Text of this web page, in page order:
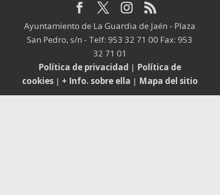
Ayuntamiento de La Guardia de Jaén - Plaza
San Pedro, s/n - Telf: 953 32 71 00 Fax: 953
32 71 01
Política de privacidad | Política de
cookies| + Info. sobre ella | Mapa del sitio